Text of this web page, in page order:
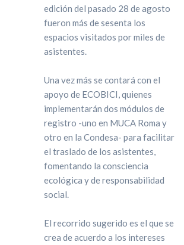
edición del pasado 28 de agosto
fueron más de sesenta los
espacios visitados por miles de
asistentes.
Una vez más se contará con el
apoyo de ECOBICI, quienes
implementarán dos módulos de
registro -uno en MUCA Roma y
otro en la Condesa- para facilitar
el traslado de los asistentes,
fomentando la consciencia
ecológica y de responsabilidad
social.
El recorrido sugerido es el que se
crea de acuerdo a los intereses